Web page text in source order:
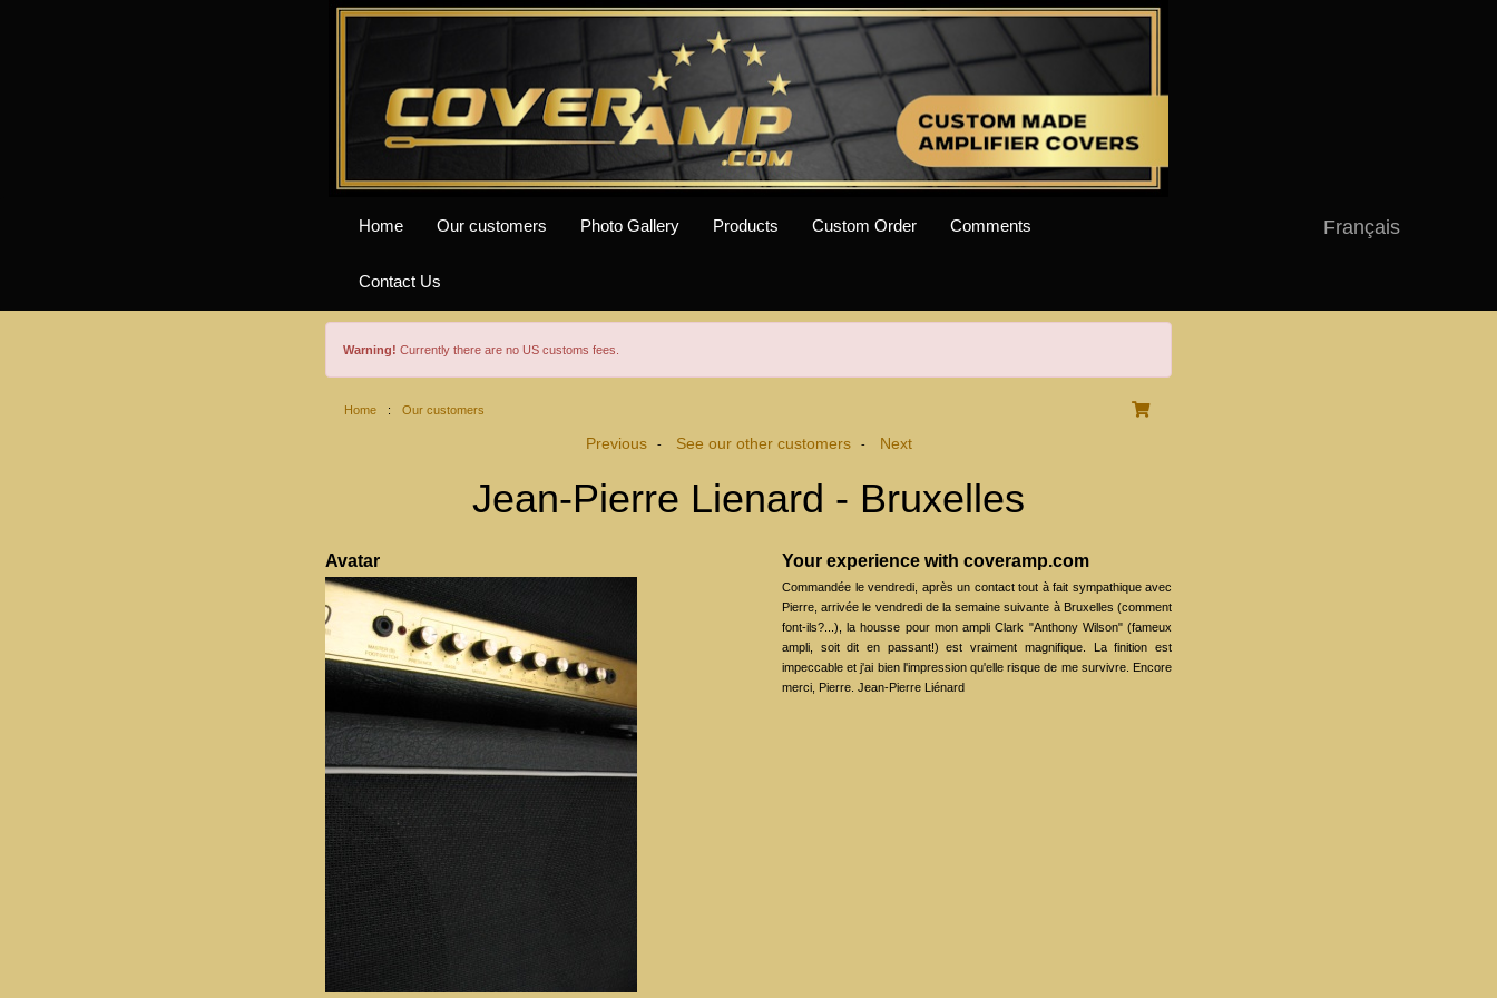
Français
Home Our customers Photo Gallery Products Custom Order Comments
Contact Us
Warning! Currently there are no US customs fees.
Home : Our customers
Previous- See our other customers- Next
Jean-Pierre Lienard - Bruxelles
Avatar Your experience with coveramp.com
Commandée le vendredi, après un contact tout à fait sympathique avec
Pierre, arrivée le vendredi de la semaine suivante à Bruxelles (comment
font-ils?...), la housse pour mon ampli Clark "Anthony Wilson" (fameux
ampli, soit dit en passant!) est vraiment magnifique. La finition est
impeccable et j'ai bien l'impression qu'elle risque de me survivre. Encore
merci, Pierre. Jean-Pierre Liénard